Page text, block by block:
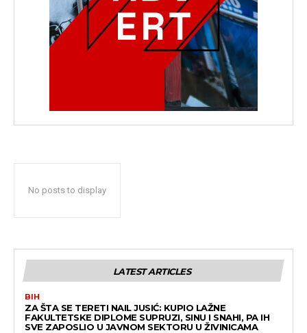
No posts to display
LATEST ARTICLES
BIH
ZA ŠTA SE TERETI NAIL JUSIĆ: KUPIO LAŽNE
FAKULTETSKE DIPLOME SUPRUZI, SINU I SNAHI, PA IH
SVE ZAPOSLIO U JAVNOM SEKTORU U ŽIVINICAMA